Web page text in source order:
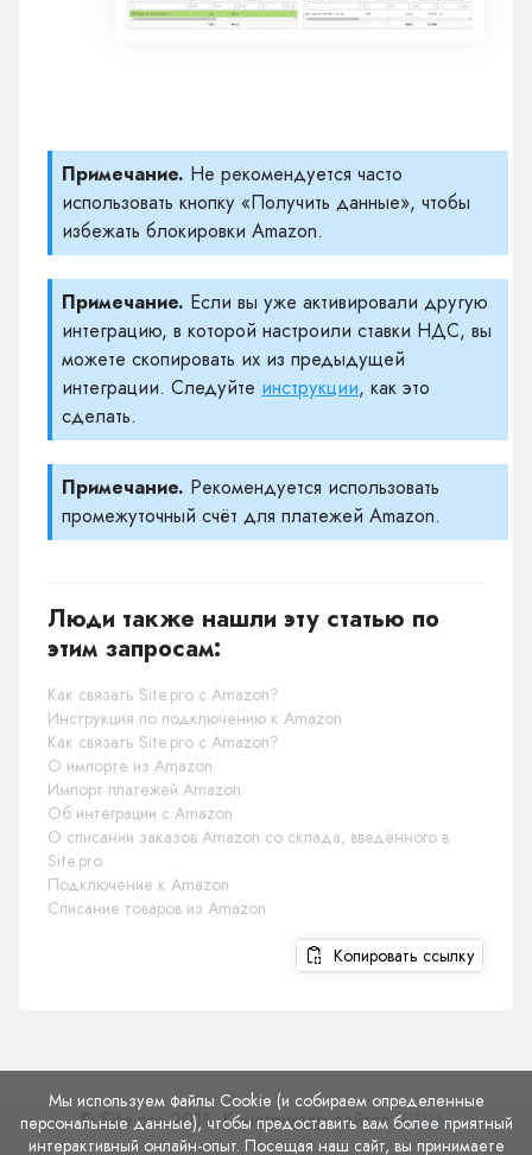
Примечание. Не рекомендуется часто
использовать кнопку «Получить данные», чтобы
избежать блокировки Amazon.
Примечание. Если вы уже активировали другую
интеграцию, в которой настроили ставки НДС, вы
можете скопировать их из предыдущей
интеграции. Следуйте инструкции, как это
сделать.
Примечание. Рекомендуется использовать
промежуточный счёт для платежей Amazon.
Люди также нашли эту статью по
этим запросам:
Как связать Site.pro с Amazon?
Инструкция по подключению к Amazon
Как связать Site.pro с Amazon?
О импорте из Amazon
Импорт платежей Amazon
Об интеграции с Amazon
О списании заказов Amazon со склада, введённого в
Site.pro
Подключение к Amazon
Списание товаров из Amazon
Копировать ссылку
© Site.pro 2011. Конструктор сайтов.США.
Мы используем файлы Cookie (и собираем определенные
персональные данные), чтобы предоставить вам более приятный
интерактивный онлайн-опыт. Посещая наш сайт, вы принимаете